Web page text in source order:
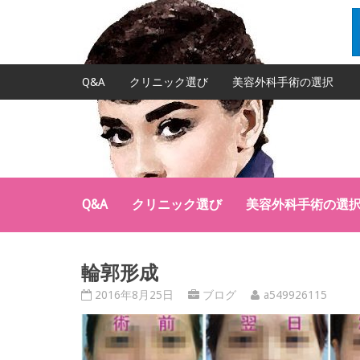
Q&A クリニック選び 美容外科手術の選択
Q&A クリニック選び 美容外科手術の選
輪郭形成
2016年8月25日 ブログ a549926115